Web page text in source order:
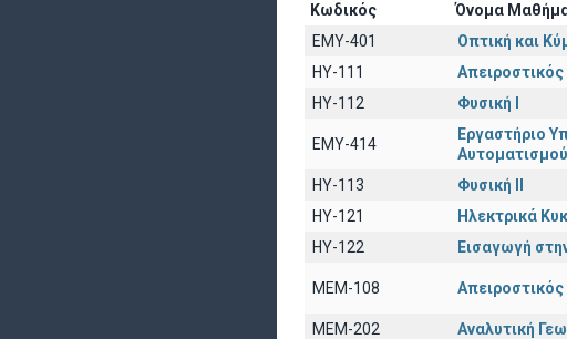
Κωδικός
Όνομα
EΜY-401
Οπτική και
HY-111
Απειροστικός
HY-112
Φυσική I
ΕΜΥ-414
Εργαστήριο
ΗΥ-113
Φυσική ΙΙ
ΗΥ-121
ΗΥ-122
Εισαγωγή
ΜΕΜ-108 Απειροστικός
ΜΕΜ-202
Αναλυτική